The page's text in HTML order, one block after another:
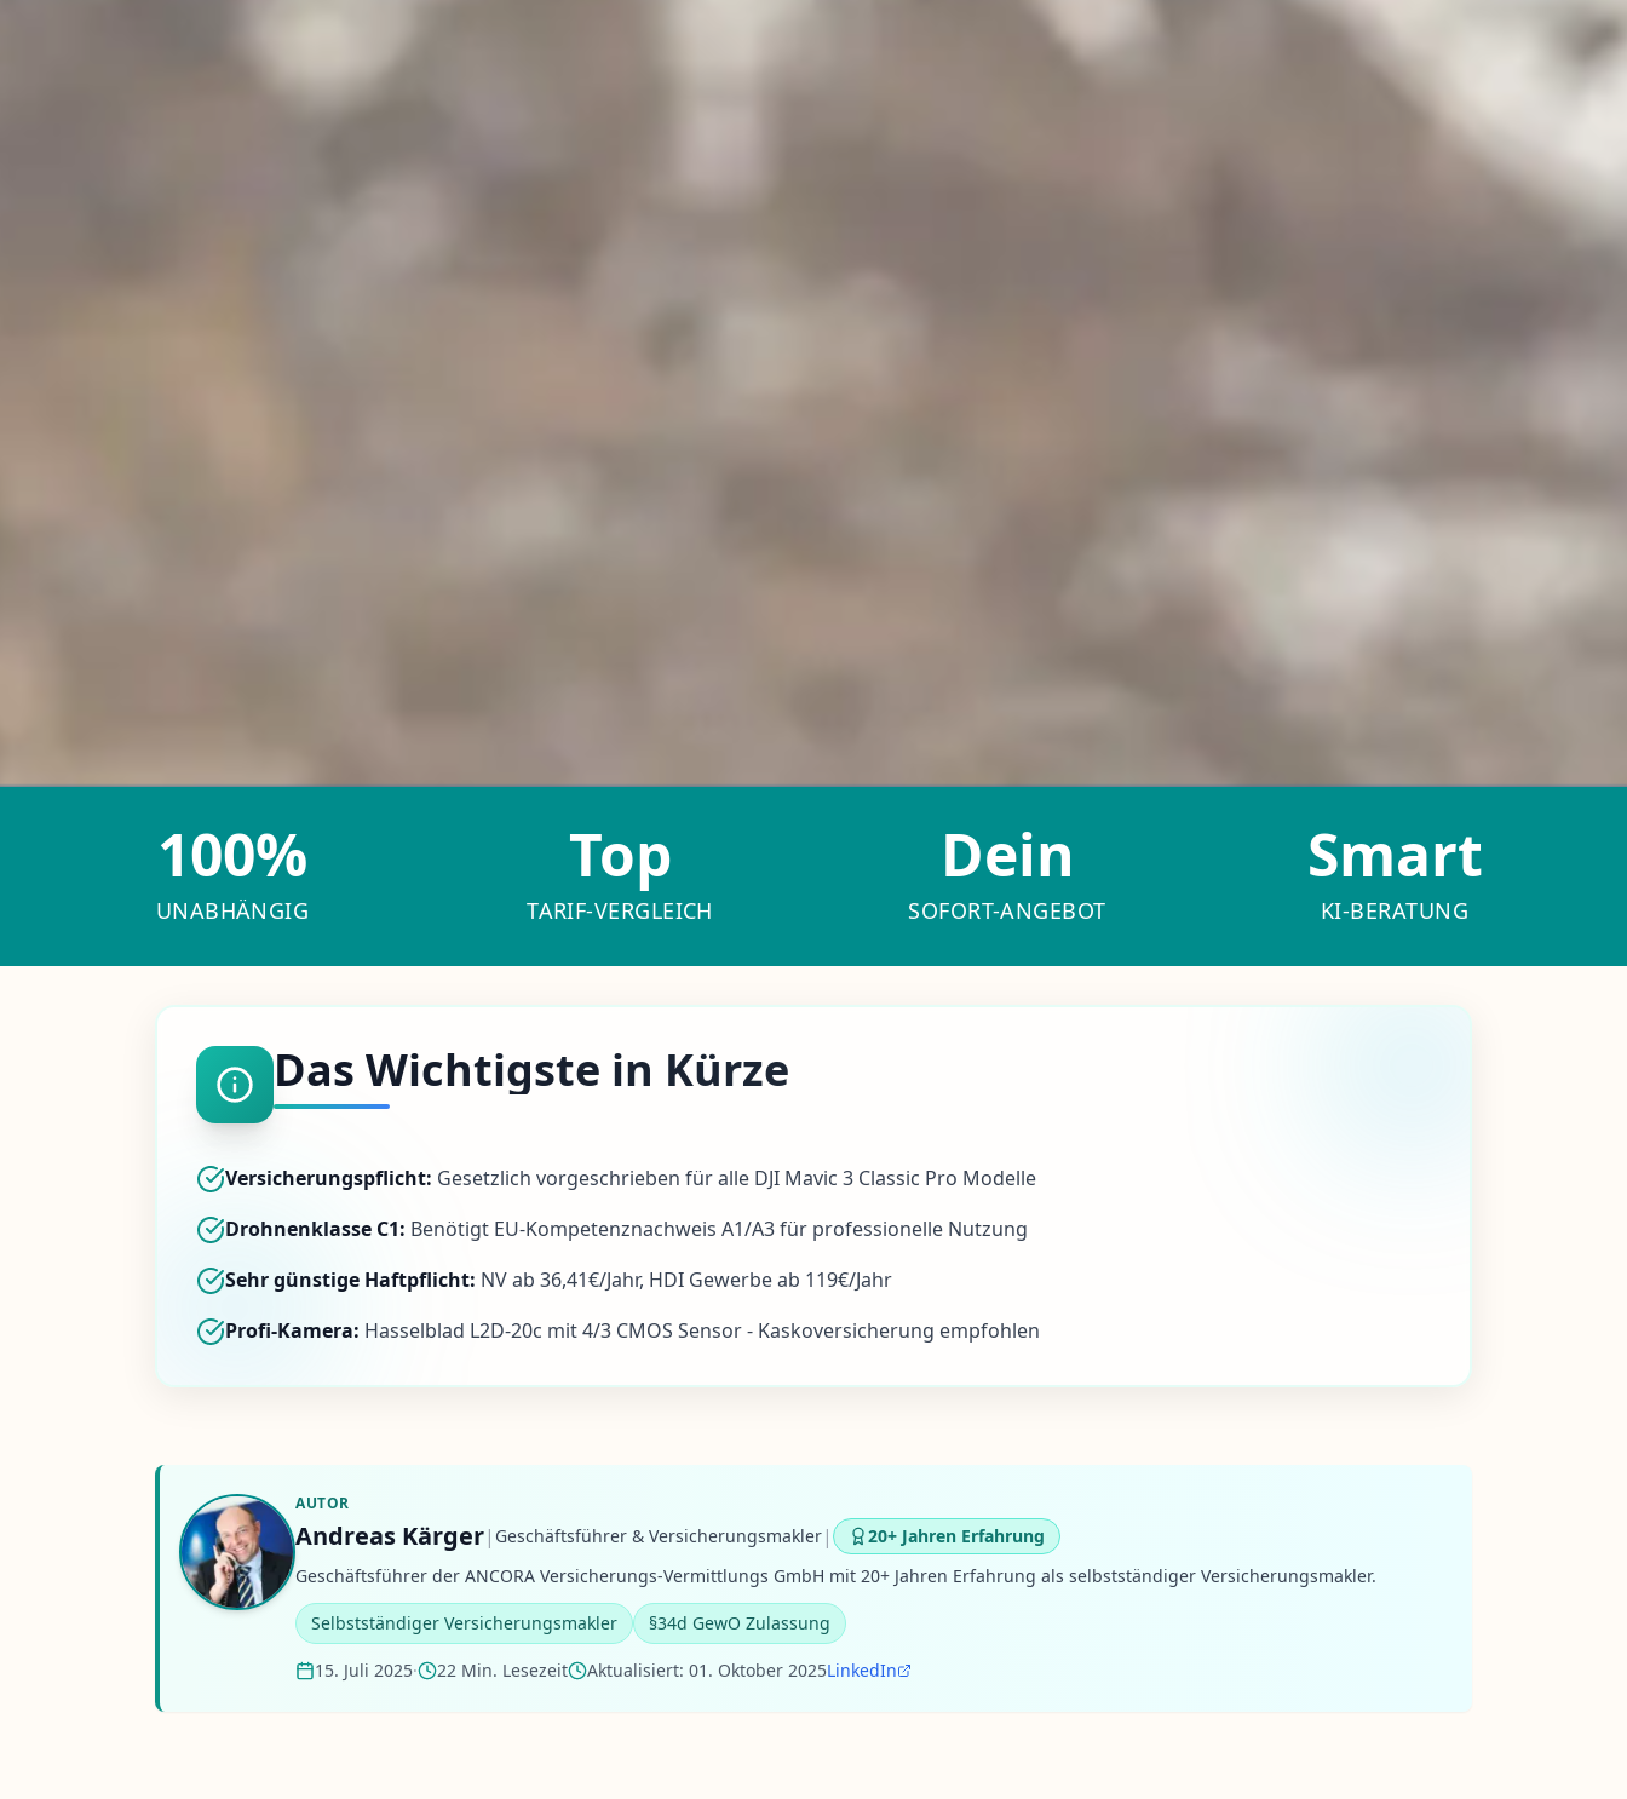
100%
UNABHÄNGIG
Top
TARIF-VERGLEICH
Dein
SOFORT-ANGEBOT
Smart
KI-BERATUNG
Das Wichtigste in Kürze
Versicherungspflicht: Gesetzlich vorgeschrieben für alle DJI Mavic 3 Classic Pro Modelle
Drohnenklasse C1: Benötigt EU-Kompetenznachweis A1/A3für professionelle Nutzung
Sehr günstige Haftpflicht: NV ab 36,41€/Jahr, HDI Gewerbe ab 119€/Jahr
Profi-Kamera: Hasselblad L2D-20c mit 4/3 CMOS Sensor - Kaskoversicherung empfohlen
AUTOR
Andreas Kärger| Geschäftsführer & Versicherungsmakler |
20+ Jahren Erfahrung
Geschäftsführer der ANCORA Versicherungs-Vermittlungs GmbH mit 20+ Jahren Erfahrung als selbstständiger Versicherungsmakler.
Selbstständiger Versicherungsmakler §34d GewO Zulassung
15. Juli 2025· 22 Min. Lesezeit Aktualisiert: 01. Oktober 2025LinkedIn